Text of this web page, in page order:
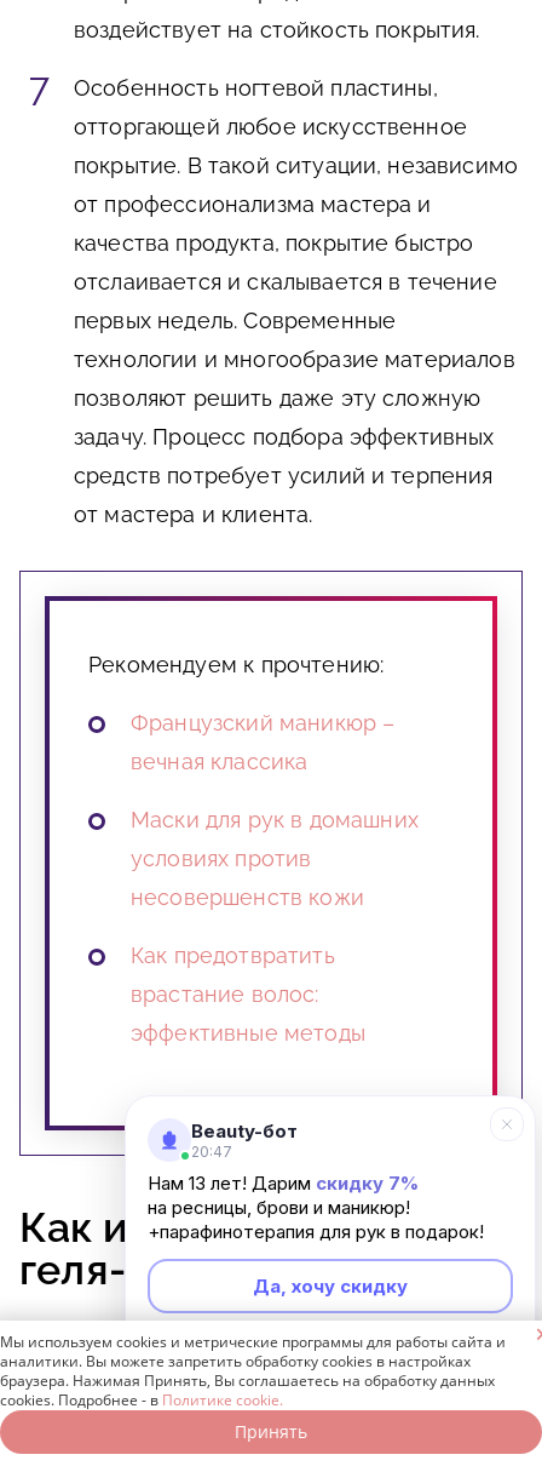
воздействует на стойкость покрытия.
Особенность ногтевой пластины,
отторгающей любое искусственное
покрытие. В такой ситуации, независимо
от профессионализма мастера и
качества продукта, покрытие быстро
отслаивается и скалывается в течение
первых недель. Современные
технологии и многообразие материалов
позволяют решить даже эту сложную
задачу. Процесс подбора эффективных
средств потребует усилий и терпения
от мастера и клиента.
Рекомендуем к прочтению:
Французский маникюр –
вечная классика
Маски для рук в домашних
условиях против
несовершенств кожи
Как предотвратить
врастание волос:
эффективные методы
Как избежать отслоек
геля-лака
Различные производители обещают
определенные сроки носки своего продукта,
но, как правило, рекомендуется обновлять
Beauty-бот
20:47
Нам 13 лет! Дарим скидку 7%
на ресницы, брови и маникюр!
+парафинотерапия для рук в подарок!
Да, хочу скидку
Неинтересно
Мы используем cookies и метрические программы для работы сайта и
аналитики. Вы можете запретить обработку cookies в настройках
браузера. Нажимая Принять, Вы соглашаетесь на обработку данных
cookies. Подробнее - в Политике cookie.
Принять